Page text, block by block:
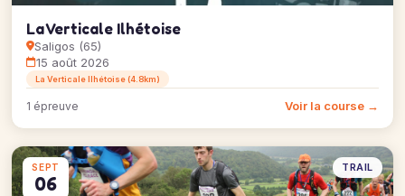
La Verticale Ilhétoise
Saligos (65)
15 août 2026
La Verticale Ilhétoise (4.8km)
1 épreuve Voir la course →
SEPT
06
TRAIL